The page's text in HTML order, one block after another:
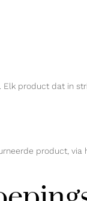
Elk product dat in
product,